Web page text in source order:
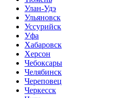
Улан-Удэ
Ульяновск
Уссурийск
Уфа
Хабаровск
Херсон
Чебоксары
Челябинск
Череповец
Черкесск